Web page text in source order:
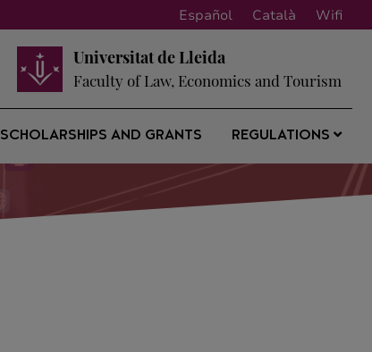
Español Català Wifi
Universitat de Lleida
Faculty of Law, Economics and Tourism
SCHOLARSHIPS AND GRANTS REGULATIONS